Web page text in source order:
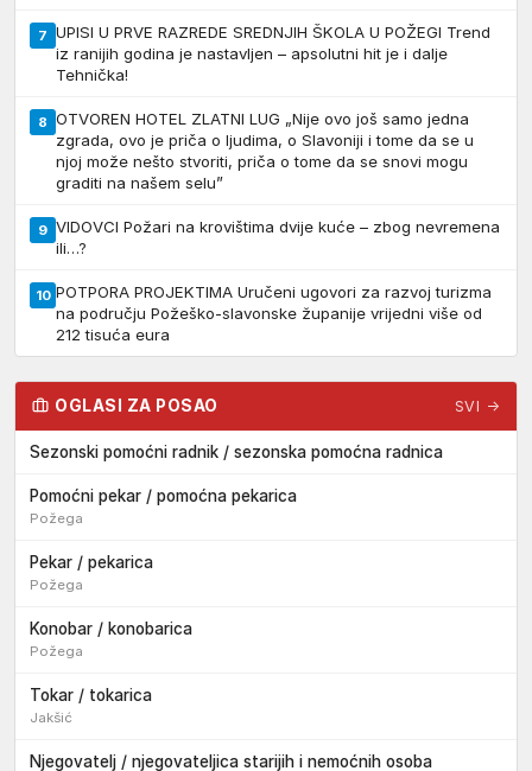
7 UPISI U PRVE RAZREDE SREDNJIH ŠKOLA U POŽEGI Trend
iz ranijih godina je nastavljen – apsolutni hit je i dalje
Tehnička!
8 OTVOREN HOTEL ZLATNI LUG „Nije ovo još samo jedna
zgrada, ovo je priča o ljudima, o Slavoniji i tome da se u
njoj može nešto stvoriti, priča o tome da se snovi mogu
graditi na našem selu”
9 VIDOVCI Požari na krovištima dvije kuće – zbog nevremena
ili…?
10 POTPORA PROJEKTIMA Uručeni ugovori za razvoj turizma
na području Požeško-slavonske županije vrijedni više od
212 tisuća eura
OGLASI ZA POSAO SVI →
Sezonski pomoćni radnik / sezonska pomoćna radnica
Pomoćni pekar / pomoćna pekarica
Požega
Pekar / pekarica
Požega
Konobar / konobarica
Požega
Tokar / tokarica
Jakšić
Njegovatelj / njegovateljica starijih i nemoćnih osoba